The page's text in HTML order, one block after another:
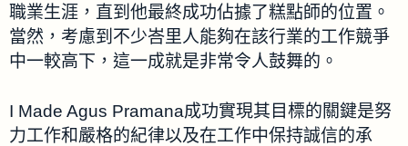
職業生涯，直到他最終成功佔據了糕點師的位置。
當然，考慮到不少峇里人能夠在該行業的工作競爭
中一較高下，這一成就是非常令人鼓舞的。
I Made Agus Pramana成功實現其目標的關鍵是努
力工作和嚴格的紀律以及在工作中保持誠信的承